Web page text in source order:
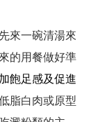
來一碗清湯來
的用餐做好準
飽足感及促進
脂白肉或原型